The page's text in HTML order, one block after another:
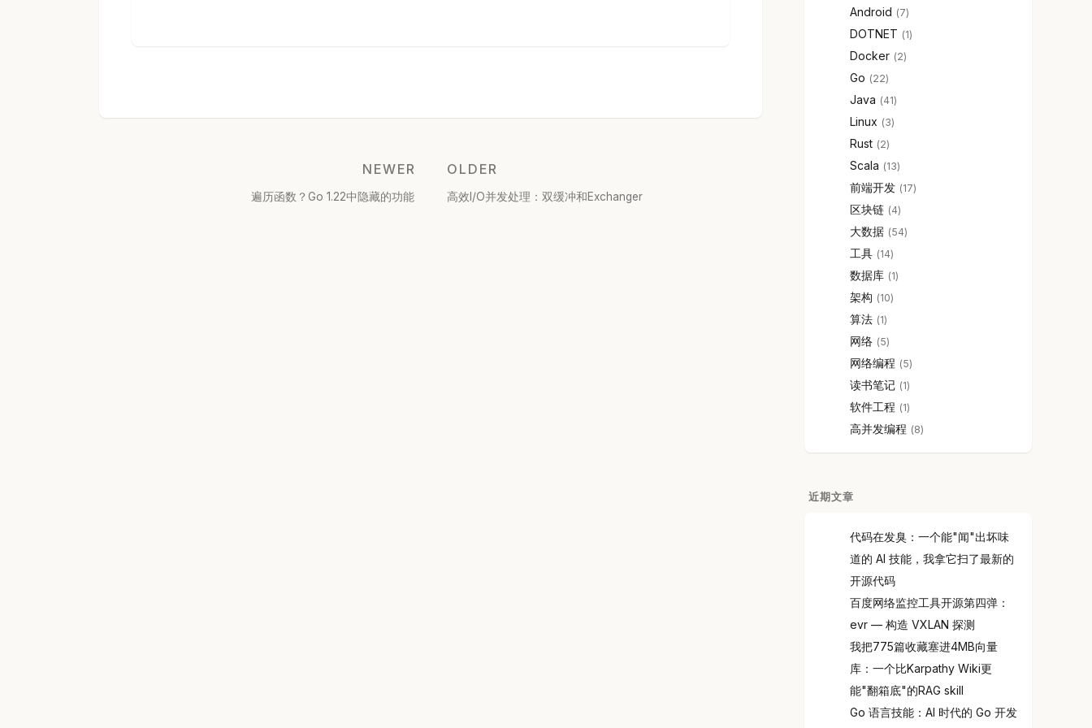
NEWER
遍历函数？Go 1.22中隐藏的功能
OLDER
高效I/O并发处理：双缓冲和Exchanger
Android 7
DOTNET 1
Docker 2
Go 22
Java 41
Linux 3
Rust 2
Scala 13
前端开发 17
区块链 4
大数据 54
工具 14
数据库 1
架构 10
算法 1
网络 5
网络编程 5
读书笔记 1
软件工程 1
高并发编程 8
近期文章
代码在发臭：一个能"闻"出坏味
道的 AI 技能，我拿它扫了最新的
开源代码
百度网络监控工具开源第四弹：
evr — 构造 VXLAN 探测
我把775篇收藏塞进4MB向量
库：一个比Karpathy Wiki更
能"翻箱底"的RAG skill
Go 语言技能：AI 时代的 Go 开发